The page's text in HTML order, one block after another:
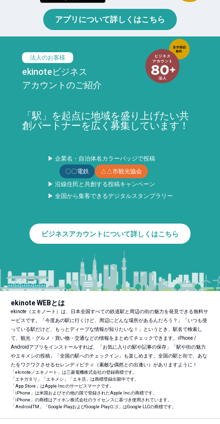
アプリについて詳しくはこちら
法人のお客様
ekinoteビジネス
アカウントのご紹介
「駅」を起点に地域を盛り上げたい共
創パートナーを広く募集しています！
▶ 企業名・自治体名カラーバッジで投稿
〇〇電鉄
△△市観光協会
▶ 沿線住民と共創する投稿キャンペーン
▶ 全国から集客できるデジタルスタンプラリー
ビジネスアカウントについて詳しくはこちら
ekinote WEBとは
ekinote（エキノート）は、日本全国すべての鉄道駅と周辺の街の魅力を発見できる無料サ
ービスです。「今度あの駅に行くけど、周辺にどんな場所があるんだろう？」「いつも使
っている駅だけど、もっとディープな情報が知りたいな！」というとき、駅名で検索し
て、観光・グルメ・買い物・交通などの情報をまとめてチェックできます。iPhone /
Androidアプリをインストールすれば、「お気に入りの駅や記事の保存」「駅や街の魅力
やエキメシの投稿」「全国の駅へのチェックイン」も楽しめます。全国の駅と街で、あな
たをワクワクさせるセレンディピティ（素敵な偶然との出逢い）がありますように！
「ekinote／エキノート」は三菱電機株式会社の登録商標です。
「エキガタリ」「エキメシ」「エキ活」は商標登録出願中です。
「App Store」はApple Inc.のサービスマークです。
「iPhone」は米国およびその他の国で登録されたApple Inc.の商標です。
「iPhone」の商標はアイホン株式会社のライセンスに基づき使用されています。
「AndroidTM 」「Google PlayおよびGoogle Playロゴ」はGoogle LLCの商標です。